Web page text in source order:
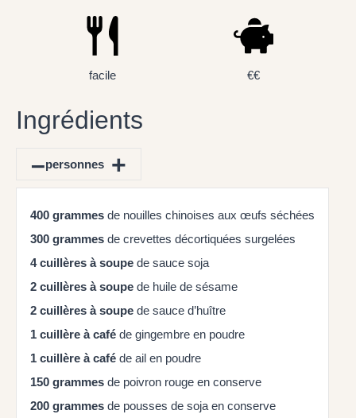
facile €€
Ingrédients
–personnes +
400 grammes de nouilles chinoises aux œufs séchées
300 grammes de crevettes décortiquées surgelées
4 cuillères à soupe de sauce soja
2 cuillères à soupe de huile de sésame
2 cuillères à soupe de sauce d’huître
1 cuillère à café de gingembre en poudre
1 cuillère à café de ail en poudre
150 grammes de poivron rouge en conserve
200 grammes de pousses de soja en conserve